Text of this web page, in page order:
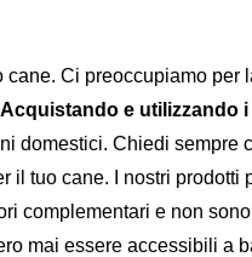
Ci preoccupiamo
Acquistando e utilizzando
domestici. Chiedi
tuo cane. I nostri prodotti
complementari e non
mai essere accessibili a